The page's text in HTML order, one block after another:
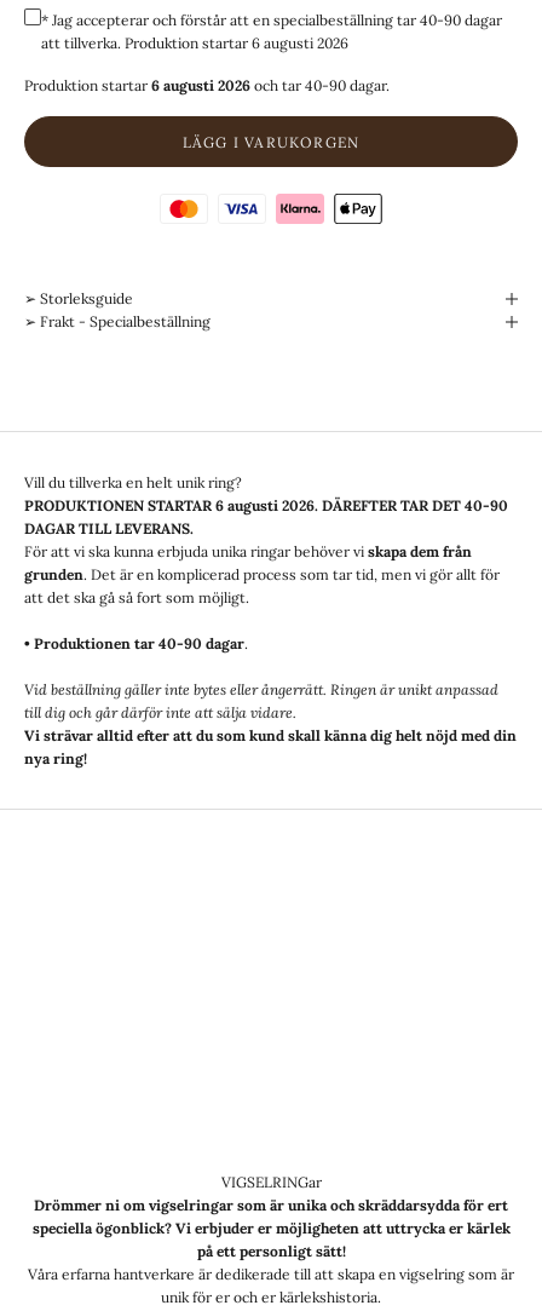
* Jag accepterar och förstår att en specialbeställning tar 40-90 dagar
att tillverka. Produktion startar 6 augusti 2026
Produktion startar 6 augusti 2026 och tar 40-90 dagar.
LÄGG I VARUKORGEN
➢ Storleksguide
➢ Frakt - Specialbeställning
Vill du tillverka en helt unik ring?
PRODUKTIONEN STARTAR 6 augusti 2026. DÄREFTER TAR DET 40-90
DAGAR TILL LEVERANS.
För att vi ska kunna erbjuda unika ringar behöver vi skapa dem från
grunden. Det är en komplicerad process som tar tid, men vi gör allt för
att det ska gå så fort som möjligt.
• Produktionen tar 40-90 dagar.
Vid beställning gäller inte bytes eller ångerrätt. Ringen är unikt anpassad
till dig och går därför inte att sälja vidare.
Vi strävar alltid efter att du som kund skall känna dig helt nöjd med din
nya ring!
VIGSELRINGar
Drömmer ni om vigselringar som är unika och skräddarsydda för ert
speciella ögonblick? Vi erbjuder er möjligheten att uttrycka er kärlek
på ett personligt sätt!
Våra erfarna hantverkare är dedikerade till att skapa en vigselring som är
unik för er och er kärlekshistoria.